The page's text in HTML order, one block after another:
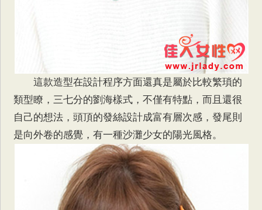
這款造型在設計程序方面還真是屬於比較繁瑣的
類型瞭，三七分的劉海樣式，不僅有特點，而且還很
自己的想法，頭頂的發絲設計成富有層次感，發尾則
是向外卷的感覺，有一種沙灘少女的陽光風格。